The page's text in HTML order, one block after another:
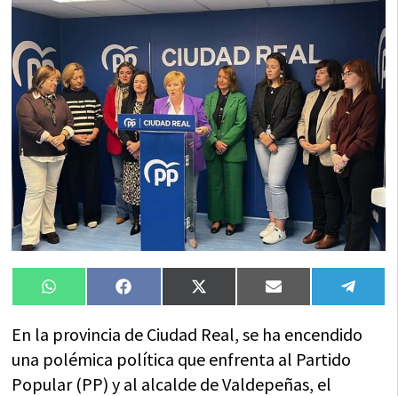
Compartir
en
WhatsAppCompartir
en
FacebookCompartir
en
X
(Twitter)
Compartir
en
Email
en
En la provincia de Ciudad Real, se ha encendido
una polémica política que enfrenta al Partido
Popular (PP) y al alcalde de Valdepeñas, el